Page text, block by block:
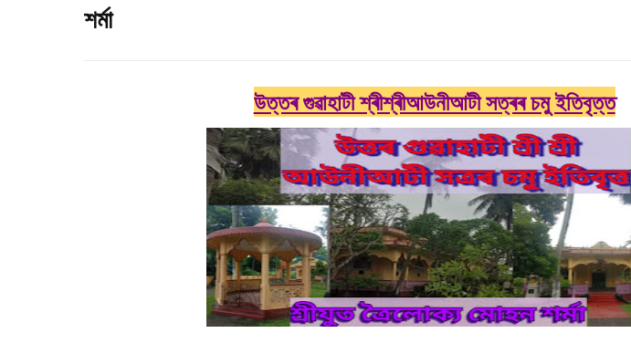
শৰ্মা
উত্তৰ গুৱাহাটী শ্ৰীশ্ৰীআউনীআটী সত্ৰৰ চমু ইতিবৃত্ত